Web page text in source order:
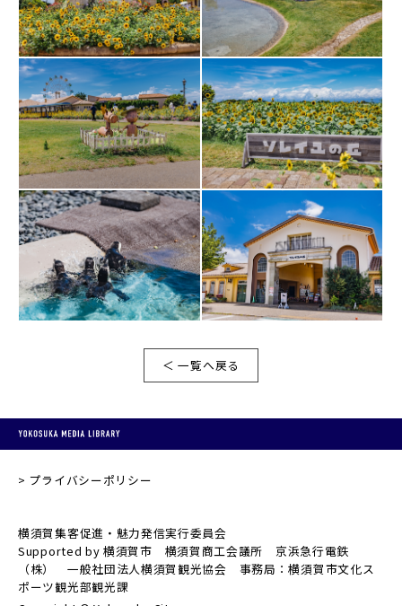
＜ 一覧へ戻る
プライバシーポリシー
横須賀集客促進・魅力発信実行委員会
Supported by 横須賀市 横須賀商工会議所 京浜急行電鉄
（株） 一般社団法人横須賀観光協会 事務局：横須賀市文化ス
ポーツ観光部観光課